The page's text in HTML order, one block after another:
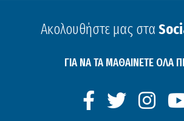
Ακολουθήστε μας στα
ΓΙΑ ΝΑ ΤΑ ΜΑΘΑΙΝΕΤΕ ΟΛΑ